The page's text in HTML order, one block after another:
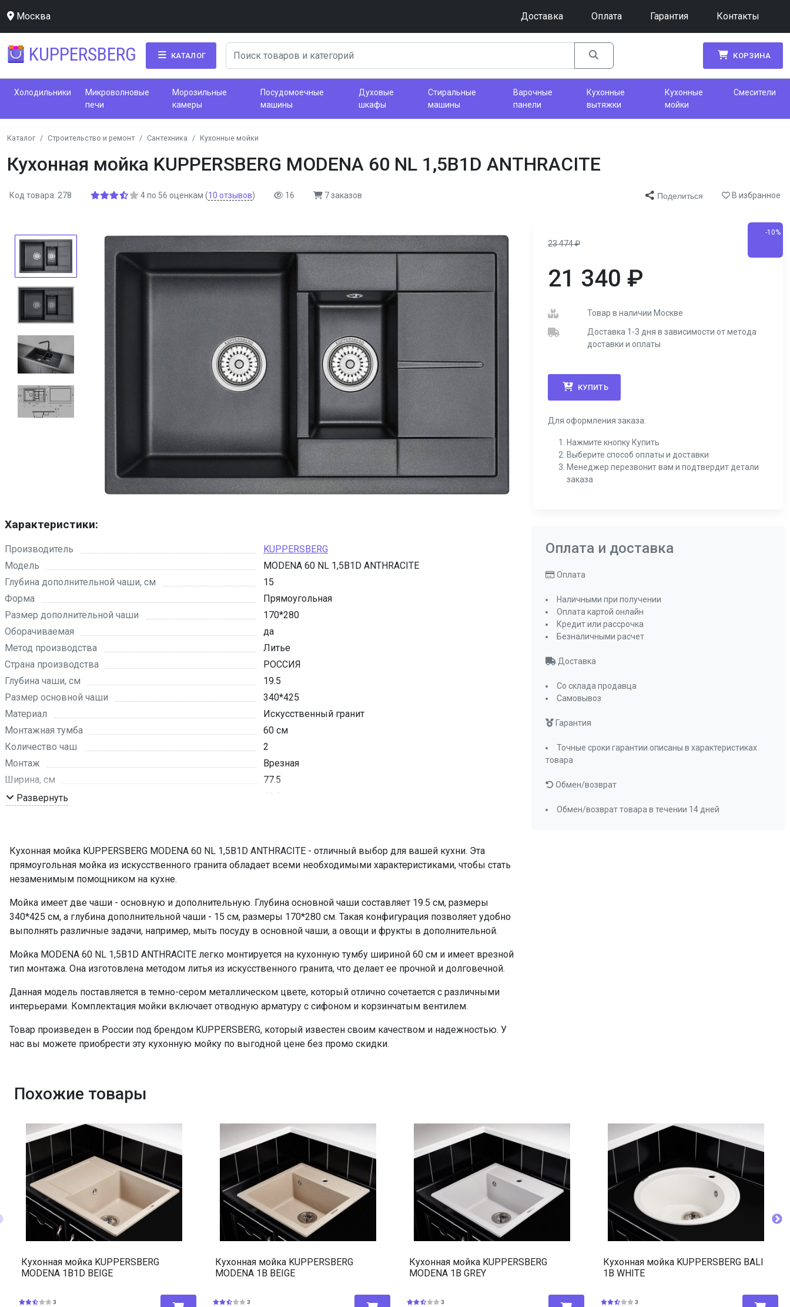
Москва Доставка Оплата Гарантия Контакты
KUPPERSBERG КАТАЛОГ КОРЗИНА
Холодильники
Микроволновые
печи
Морозильные
камеры
Посудомоечные
машины
Духовые
шкафы
Стиральные
машины
Варочные
панели
Кухонные
вытяжки
Кухонные
мойки
Смесители
Каталог Строительство и ремонт Сантехника Кухонные мойки
Кухонная мойка KUPPERSBERG MODENA 60 NL 1,5B1D ANTHRACITE
Код товара: 278 4по 56 оценкам (10 отзывов) 16 7 заказов Поделиться В избранное
23 474₽
-10%
21 340 ₽
Товар в наличии Москве
Доставка 1-3 дня в зависимости от метода
доставки и оплаты
КУПИТЬ
Для оформления заказа:
Нажмите кнопку Купить
Выберите способ оплаты и доставки
Менеджер перезвонит вам и подтвердит детали
заказа
Характеристики:
Производитель
KUPPERSBERG
Модель
MODENA 60 NL 1,5B1D ANTHRACITE
Глубина дополнительной чаши, см
15
Форма
Прямоугольная
Размер дополнительной чаши
170*280
Оборачиваемая
да
Метод производства
Литье
Страна производства
РОССИЯ
Глубина чаши, см
19.5
Размер основной чаши
340*425
Материал
Искусственный гранит
Монтажная тумба
60 см
Количество чаш
2
Монтаж
Врезная
Ширина, см
77.5
Глубина, см
ПРОМО Скидка
Развернуть
Кухонная мойка KUPPERSBERG MODENA 60 NL 1,5B1D ANTHRACITE - отличный выбор для вашей кухни. Эта
прямоугольная мойка из искусственного гранита обладает всеми необходимыми характеристиками, чтобы стать
незаменимым помощником на кухне.
Мойка имеет две чаши - основную и дополнительную. Глубина основной чаши составляет 19.5 см, размеры
340*425 см, а глубина дополнительной чаши - 15 см, размеры 170*280 см. Такая конфигурация позволяет удобно
выполнять различные задачи, например, мыть посуду в основной чаши, а овощи и фрукты в дополнительной.
Мойка MODENA 60 NL 1,5B1D ANTHRACITE легко монтируется на кухонную тумбу шириной 60 см и имеет врезной
тип монтажа. Она изготовлена методом литья из искусственного гранита, что делает ее прочной и долговечной.
Данная модель поставляется в темно-сером металлическом цвете, который отлично сочетается с различными
интерьерами. Комплектация мойки включает отводную арматуру с сифоном и корзинчатым вентилем.
Товар произведен в России под брендом KUPPERSBERG, который известен своим качеством и надежностью. У
нас вы можете приобрести эту кухонную мойку по выгодной цене без промо скидки.
Оплата и доставка
Оплата
Наличными при получении
Оплата картой онлайн
Кредит или рассрочка
Безналичными расчет
Доставка
Со склада продавца
Самовывоз
Гарантия
Точные сроки гарантии описаны в характеристиках
товара
Обмен/возврат
Обмен/возврат товара в течении 14 дней
Похожие товары
Кухонная мойка KUPPERSBERG
MODENA 1B1D BEIGE
3
Кухонная мойка KUPPERSBERG
MODENA 1B BEIGE
3
Кухонная мойка KUPPERSBERG
MODENA 1B GREY
3
Кухонная мойка KUPPERSBERG BALI
1B WHITE
3